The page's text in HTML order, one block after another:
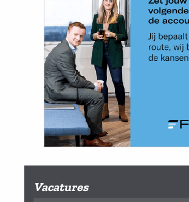
Vacatures